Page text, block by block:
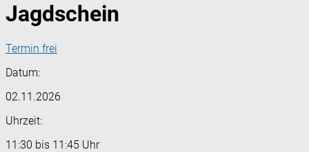
Jagdschein
Termin frei
Datum:
02.11.2026
Uhrzeit:
11:30 bis 11:45 Uhr